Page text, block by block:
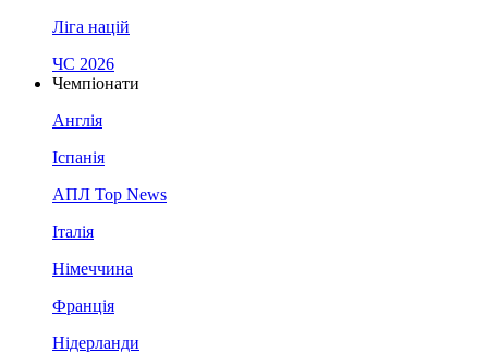
Ліга націй
ЧС 2026
Чемпіонати
Англія
Іспанія
АПЛ Top News
Італія
Німеччина
Франція
Нідерланди